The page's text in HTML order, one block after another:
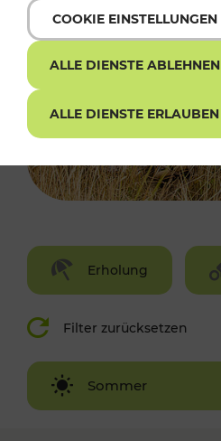
Erholung
Filter zurücksetzen
Sommer
Winter
COOKIE EINSTELLUNGEN
ALLE DIENSTE ABLEHNEN
ALLE DIENSTE ERLAUBEN